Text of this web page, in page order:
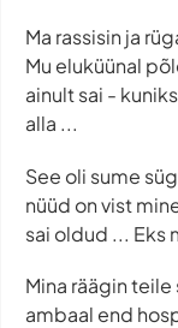
Ma rassisin ja
Mu eluküünal
ainult sai -
alla ...
See oli sume
nüüd on vist
sai oldud ... Eks
Mina räägin
ambaal end